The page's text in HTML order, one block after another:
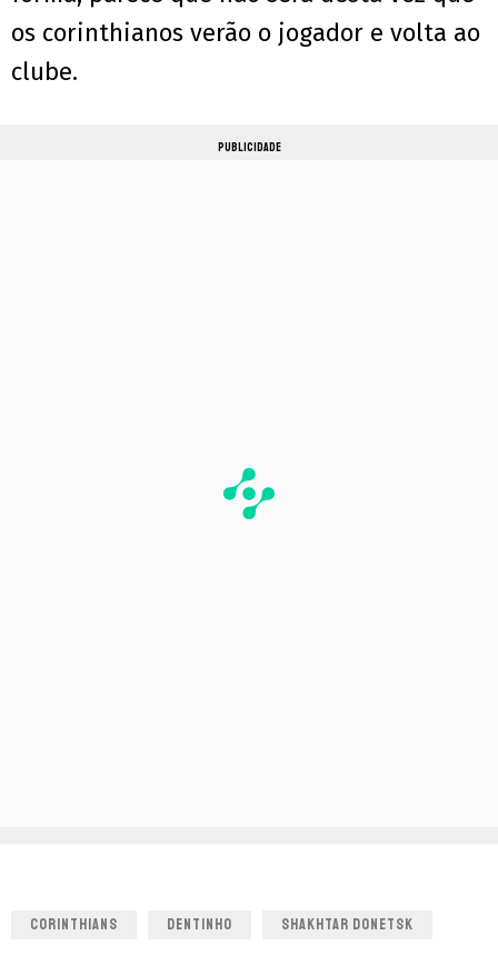
os corinthianos verão o jogador e volta ao
clube.
PUBLICIDADE
CORINTHIANS DENTINHO SHAKHTAR DONETSK